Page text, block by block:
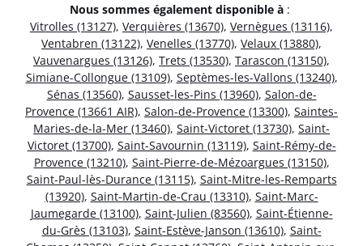
Nous sommes également disponible à :
Vitrolles (13127), Verquières (13670), Vernègues (13116),
Ventabren (13122), Venelles (13770), Velaux (13880),
Vauvenargues (13126), Trets (13530), Tarascon (13150),
Simiane-Collongue (13109), Septèmes-les-Vallons (13240),
Sénas (13560), Sausset-les-Pins (13960), Salon-de-
Provence (13661 AIR), Salon-de-Provence (13300), Saintes-
Maries-de-la-Mer (13460), Saint-Victoret (13730), Saint-
Victoret (13700), Saint-Savournin (13119), Saint-Rémy-de-
Provence (13210), Saint-Pierre-de-Mézoargues (13150),
Saint-Paul-lès-Durance (13115), Saint-Mitre-les-Remparts
(13920), Saint-Martin-de-Crau (13310), Saint-Marc-
Jaumegarde (13100), Saint-Julien (83560), Saint-Étienne-
du-Grès (13103), Saint-Estève-Janson (13610), Saint-